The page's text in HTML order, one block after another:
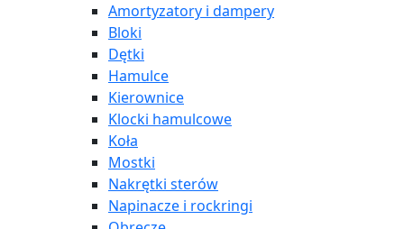
Amortyzatory i dampery
Bloki
Dętki
Hamulce
Kierownice
Klocki hamulcowe
Koła
Mostki
Nakrętki sterów
Napinacze i rockringi